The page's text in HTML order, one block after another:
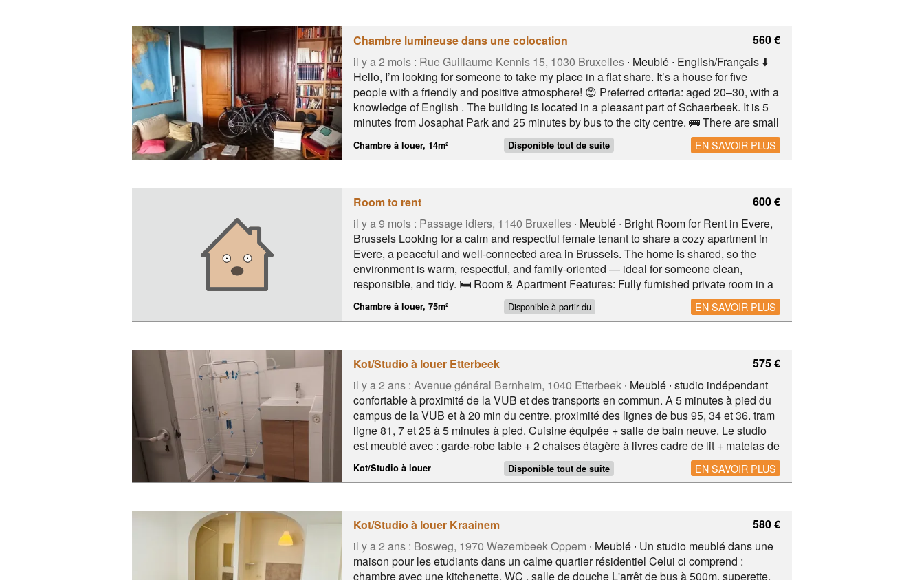
Chambre lumineuse dans une colocation
il y a 2 mois : Rue Guillaume Kennis 15, 1030 Bruxelles∙ Meublé ∙ English/Français ⬇️
Hello, I’m looking for someone to take my place in a flat share. It’s a house for five
people with a friendly and positive atmosphere! 😊 Preferred criteria: aged 20–30, with a
knowledge of English . The building is located in a pleasant part of Schaerbeek. It is 5
minutes from Josaphat Park and 25 minutes by bus to the city centre. 🚌 There are small
eateries nearby and shops such as Carrefour Express, pharmacies and local grocery
stores. Lidl is 4 minutes away, or 10 minutes by bus/12 minutes on foot: Intermarché,
Chambre à louer, 14m² Disponible tout de suite
560 €
EN SAVOIR PLUS
Room to rent
il y a 9 mois : Passage idiers, 1140 Bruxelles∙ Meublé ∙ Bright Room for Rent in Evere,
Brussels Looking for a calm and respectful female tenant to share a cozy apartment in
Evere, a peaceful and well-connected area in Brussels. The home is shared, so the
environment is warm, respectful, and family-oriented — ideal for someone clean,
responsible, and tidy. 🛏️ Room & Apartment Features: Fully furnished private room in a
clean and welcoming apartment Shared spaces include a fully equipped kitchen, living
area, and bathroom Perfect for students or interns looking for a quiet, homely
Chambre à louer, 75m² Disponible à partir du
600 €
EN SAVOIR PLUS
Kot/Studio à louer Etterbeek
il y a 2 ans : Avenue général Bernheim, 1040 Etterbeek∙ Meublé ∙ studio indépendant
confortable à proximité de la VUB et des transports en commun. A 5 minutes à pied du
campus de la VUB et à 20 min du centre. proximité des lignes de bus 95, 34 et 36. tram
ligne 81, 7 et 25 à 5 minutes à pied. Cuisine équipée + salle de bain neuve. Le studio
est meublé avec : garde-robe table + 2 chaises étagère à livres cadre de lit + matelas de
1, 40 mètres. Prix par mois : 600 charges comprises. caution : 1200 euros NB : la
domiciliation n'est pas possible.
Kot/Studio à louer Disponible tout de suite
575 €
EN SAVOIR PLUS
Kot/Studio à louer Kraainem
il y a 2 ans : Bosweg, 1970 Wezembeek Oppem ∙ Meublé ∙ Un studio meublé dans une
maison pour les etudiants dans un calme quartier résidentiel Celui ci comprend :
chambre avec une kitchenette, WC , salle de douche L'arrêt de bus à 500m, superette,
580 €